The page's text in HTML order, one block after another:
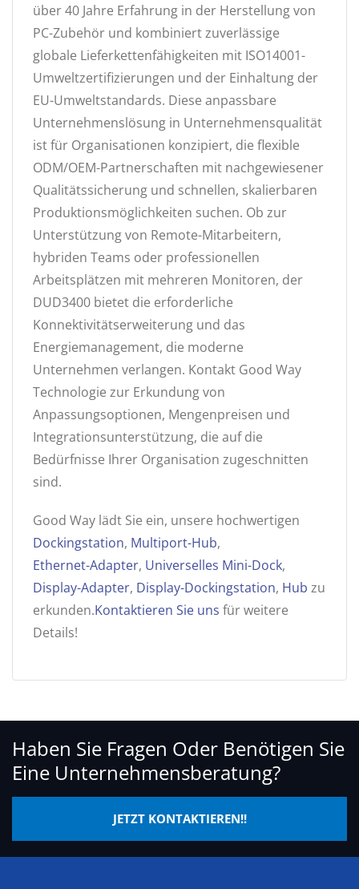
über 40 Jahre Erfahrung in der Herstellung von
PC-Zubehör und kombiniert zuverlässige
globale Lieferkettenfähigkeiten mit ISO14001-
Umweltzertifizierungen und der Einhaltung der
EU-Umweltstandards. Diese anpassbare
Unternehmenslösung in Unternehmensqualität
ist für Organisationen konzipiert, die flexible
ODM/OEM-Partnerschaften mit nachgewiesener
Qualitätssicherung und schnellen, skalierbaren
Produktionsmöglichkeiten suchen. Ob zur
Unterstützung von Remote-Mitarbeitern,
hybriden Teams oder professionellen
Arbeitsplätzen mit mehreren Monitoren, der
DUD3400 bietet die erforderliche
Konnektivitätserweiterung und das
Energiemanagement, die moderne
Unternehmen verlangen. Kontakt Good Way
Technologie zur Erkundung von
Anpassungsoptionen, Mengenpreisen und
Integrationsunterstützung, die auf die
Bedürfnisse Ihrer Organisation zugeschnitten
sind.
Good Way lädt Sie ein, unsere hochwertigen
Dockingstation, Multiport-Hub,
Ethernet-Adapter, Universelles Mini-Dock,
Display-Adapter, Display-Dockingstation, Hub zu
erkunden.Kontaktieren Sie uns für weitere
Details!
Haben Sie Fragen Oder Benötigen Sie
Eine Unternehmensberatung?
JETZT KONTAKTIEREN!!